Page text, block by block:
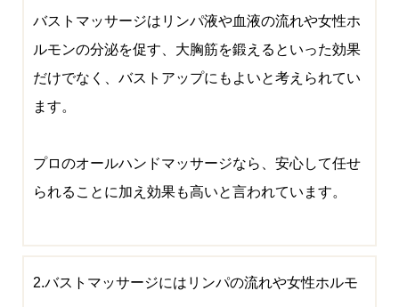
バストマッサージはリンパ液や血液の流れや女性ホ
ルモンの分泌を促す、大胸筋を鍛えるといった効果
だけでなく、バストアップにもよいと考えられてい
ます。
プロのオールハンドマッサージなら、安心して任せ
られることに加え効果も高いと言われています。
2.バストマッサージにはリンパの流れや女性ホルモ